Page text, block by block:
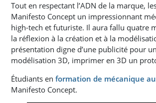
Tout en respectant l’ADN de la marque,
Manifesto Concept un impressionnant
high-tech et futuriste. Il aura fallu quatre
la réflexion à la création et à la
présentation digne d’une publicité pour
modélisation 3D, imprimer en 3D un
Étudiants en formation de mécanique
Manifesto Concept.